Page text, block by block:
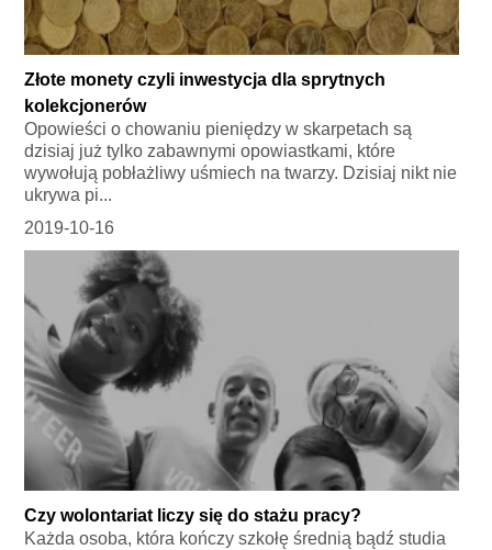
Złote monety czyli inwestycja dla sprytnych
kolekcjonerów
Opowieści o chowaniu pieniędzy w skarpetach są
dzisiaj już tylko zabawnymi opowiastkami, które
wywołują pobłażliwy uśmiech na twarzy. Dzisiaj nikt nie
ukrywa pi...
2019-10-16
Czy wolontariat liczy się do stażu pracy?
Każda osoba, która kończy szkołę średnią bądź studia